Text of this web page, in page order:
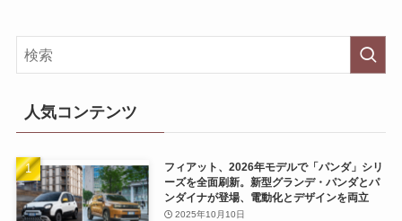
人気コンテンツ
フィアット、2026年モデルで「パンダ」シリ
ーズを全面刷新。新型グランデ・パンダとパ
ンダイナが登場、電動化とデザインを両立
2025年10月10日